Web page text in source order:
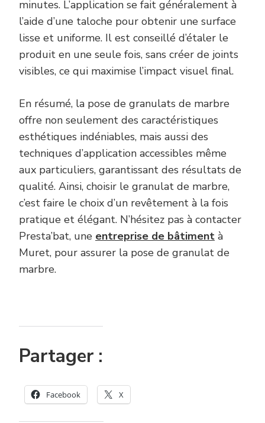
minutes. L’application se fait généralement à
l’aide d’une taloche pour obtenir une surface
lisse et uniforme. Il est conseillé d’étaler le
produit en une seule fois, sans créer de joints
visibles, ce qui maximise l’impact visuel final.
En résumé, la pose de granulats de marbre
offre non seulement des caractéristiques
esthétiques indéniables, mais aussi des
techniques d’application accessibles même
aux particuliers, garantissant des résultats de
qualité. Ainsi, choisir le granulat de marbre,
c’est faire le choix d’un revêtement à la fois
pratique et élégant. N’hésitez pas à contacter
Presta’bat, une entreprise de bâtiment à
Muret, pour assurer la pose de granulat de
marbre.
Partager :
Facebook X